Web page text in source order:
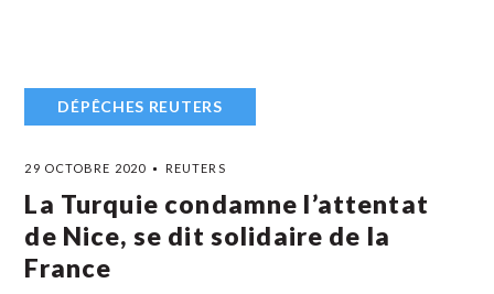
DÉPÊCHES REUTERS
29 OCTOBRE 2020 REUTERS
La Turquie condamne l’attentat
de Nice, se dit solidaire de la
France